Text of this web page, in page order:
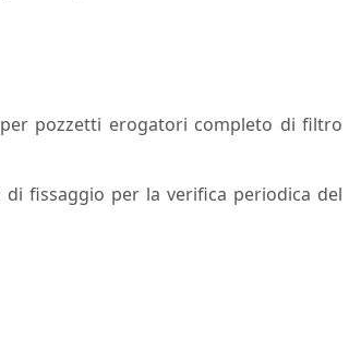
pozzetti erogatori completo di filtro
fissaggio per la verifica periodica del